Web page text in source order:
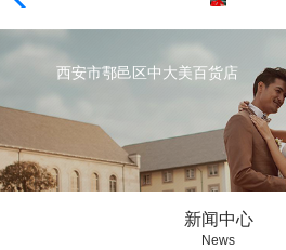
西安市鄠邑区中大美百货店
新闻中心
News